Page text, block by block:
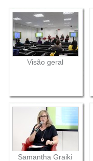
Visão geral
Samantha Graiki